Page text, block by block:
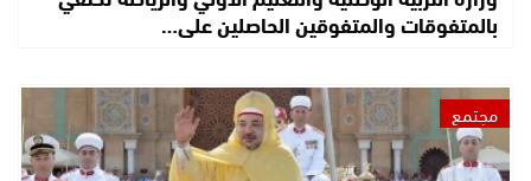
بالمتفوقات والمتفوقين الحاصلين على…
مجتمع